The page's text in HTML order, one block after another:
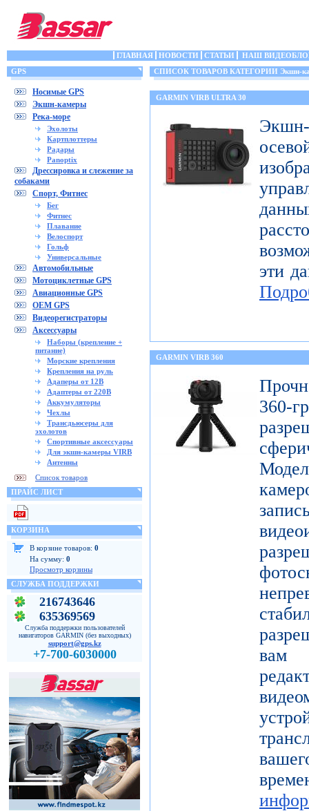
ГЛАВНАЯ НОВОСТИ СТАТЬИ
НАШ
GPS
Носимые GPS
Экшн-камеры
Река-море
Эхолоты
Картплоттеры
Радары
Panoptix
Дрессировка и слежение за
собаками
Спорт, Фитнес
Бег
Фитнес
Плавание
Велоспорт
Гольф
Универсальные
Автомобильные
Мотоциклетные GPS
Авиационные GPS
OEM GPS
Видеорегистраторы
Аксессуары
Наборы (крепление +
питание)
Морские крепления
Крепления на руль
Адаперы от 12В
Адаптеры от 220В
Аккумуляторы
Чехлы
Трансдьюсеры для
эхолотов
Спортивные аксессуары
Для экшн-камеры VIRB
Антенны
Список товаров
ПРАЙС ЛИСТ
КОРЗИНА
В корзине товаров: 0
На сумму: 0
Просмотр корзины
СЛУЖБА ПОДДЕРЖКИ
216743646
635369569
Служба поддержки пользователей
навигаторов GARMIN (без выходных)
support@gps.kz
+7-700-6030000
СПИСОК ТОВАРОВ КАТЕГОРИИ Экшн-
GARMIN VIRB ULTRA 30
эти
GARMIN VIRB 360
вам